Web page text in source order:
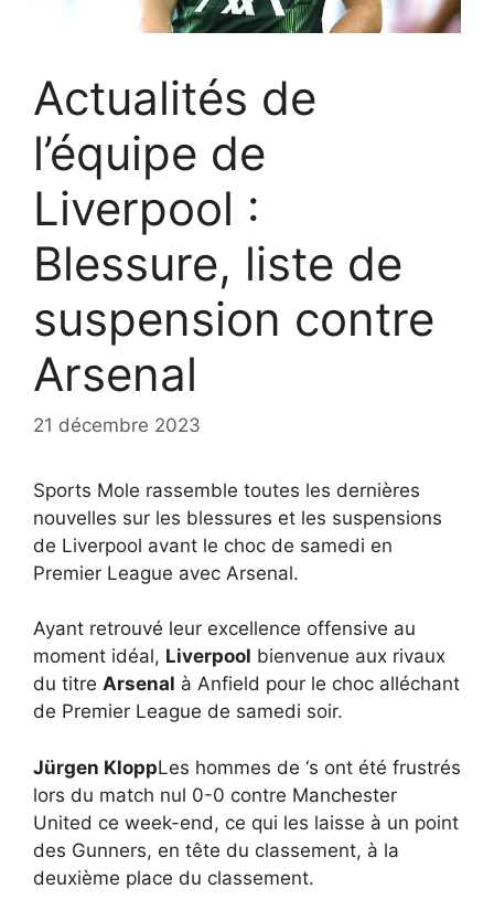
Actualités de
l’équipe de
Liverpool :
Blessure, liste de
suspension contre
Arsenal
21 décembre 2023
Sports Mole rassemble toutes les dernières
nouvelles sur les blessures et les suspensions
de Liverpool avant le choc de samedi en
Premier League avec Arsenal.
Ayant retrouvé leur excellence offensive au
moment idéal, Liverpool bienvenue aux rivaux
du titre Arsenal à Anfield pour le choc alléchant
de Premier League de samedi soir.
Jürgen KloppLes hommes de ‘s ont été frustrés
lors du match nul 0-0 contre Manchester
United ce week-end, ce qui les laisse à un point
des Gunners, en tête du classement, à la
deuxième place du classement.